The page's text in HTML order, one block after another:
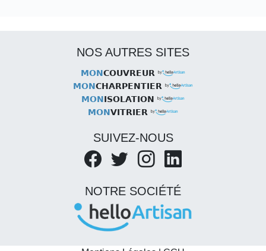
NOS AUTRES SITES
MONCOUVREUR
MONCHARPENTIER
MONISOLATION
MONVITRIER
SUIVEZ-NOUS
NOTRE SOCIÉTÉ